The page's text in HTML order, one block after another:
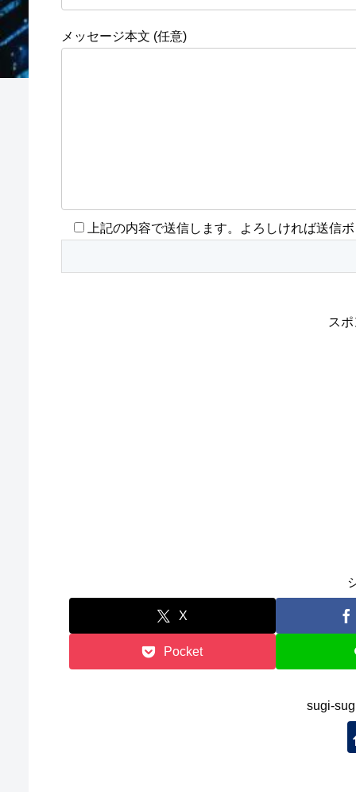
メッセージ本文 (任意)
上記の内容で送信します。よろしければ送信
ス
X
Pocket
sugi-